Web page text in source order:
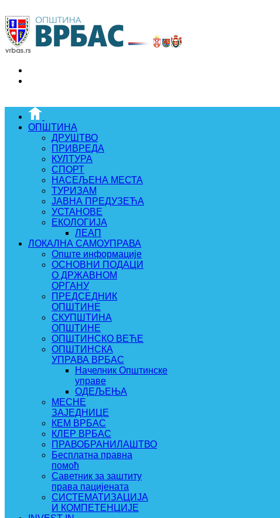
ОПШТИНА
ДРУШТВО
ПРИВРЕДА
КУЛТУРА
СПОРТ
НАСЕЉЕНА МЕСТА
ТУРИЗАМ
ЈАВНА ПРЕДУЗЕЋА
УСТАНОВЕ
ЕКОЛОГИЈА
ЛЕАП
ЛОКАЛНА САМОУПРАВА
Опште информације
ОСНОВНИ ПОДАЦИ
О ДРЖАВНОМ
ОРГАНУ
ПРЕДСЕДНИК
ОПШТИНЕ
СКУПШТИНА
ОПШТИНЕ
ОПШТИНСКО ВЕЋЕ
ОПШТИНСКА
УПРАВА ВРБАС
Начелник Општинске
управе
ОДЕЉЕЊА
МЕСНЕ
ЗАЈЕДНИЦЕ
КЕМ ВРБАС
КЛЕР ВРБАС
ПРАВОБРАНИЛАШТВО
Бесплатна правна
помоћ
Саветник за заштиту
права пацијената
СИСТЕМАТИЗАЦИЈА
И КОМПЕТЕНЦИЈЕ